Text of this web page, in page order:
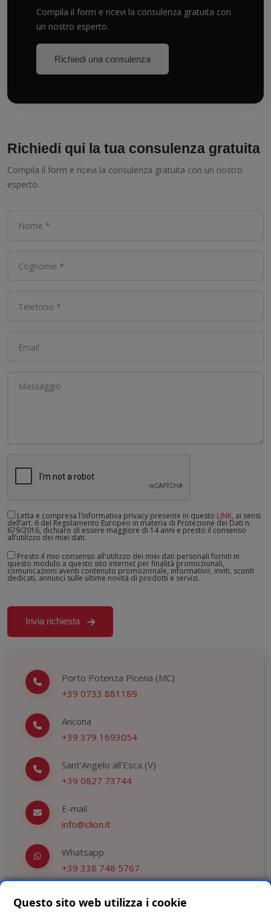
Compila il form e ricevi la consulenza gratuita con
un nostro esperto.
Richiedi una consulenza
Richiedi qui la tua consulenza gratuita
Compila il form e ricevi la consulenza gratuita con un nostro
esperto.
Letta e compresa l'informativa privacy presente in questo LINK, ai sensi
dell’art. 6 del Regolamento Europeo in materia di Protezione dei Dati n.
679/2016, dichiaro di essere maggiore di 14 anni e presto il consenso
all’utilizzo dei miei dati.
Presto il mio consenso all'utilizzo dei miei dati personali forniti in
questo modulo a questo sito internet per finalità promozionali,
comunicazioni aventi contenuto promozionale, informativo, inviti, sconti
dedicati, annunci sulle ultime novità di prodotti e servizi.
Invia richiesta
Porto Potenza Picena (MC)
+39 0733 881189
Ancona
+39 379 1693054
Sant'Angelo all'Esca (V)
+39 0827 73744
E-mail
info@clion.it
Whatsapp
+39 338 748 5767
Questo sito web utilizza i cookie